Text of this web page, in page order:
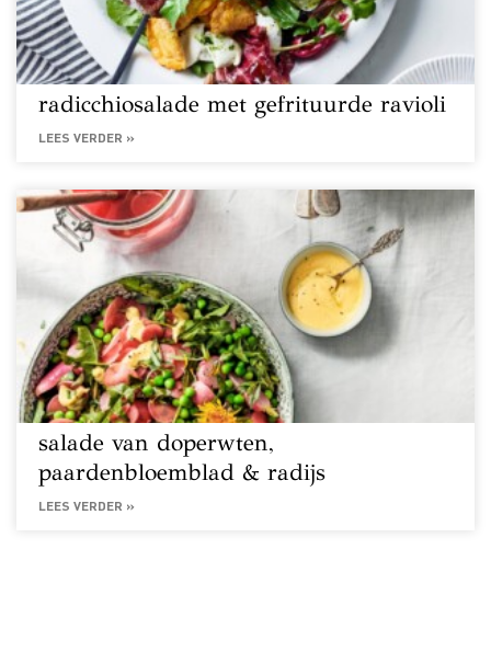
radicchiosalade met gefrituurde ravioli
LEES VERDER »
salade van doperwten,
paardenbloemblad & radijs
LEES VERDER »